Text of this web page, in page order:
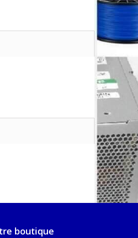
boutique